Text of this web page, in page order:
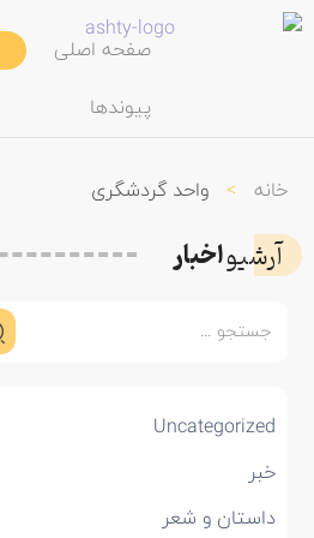
صفحه اصلی
پیوندها
خانه > واحد گردشگری
آرشیواخبار
Uncategorized
خبر
داستان و شعر